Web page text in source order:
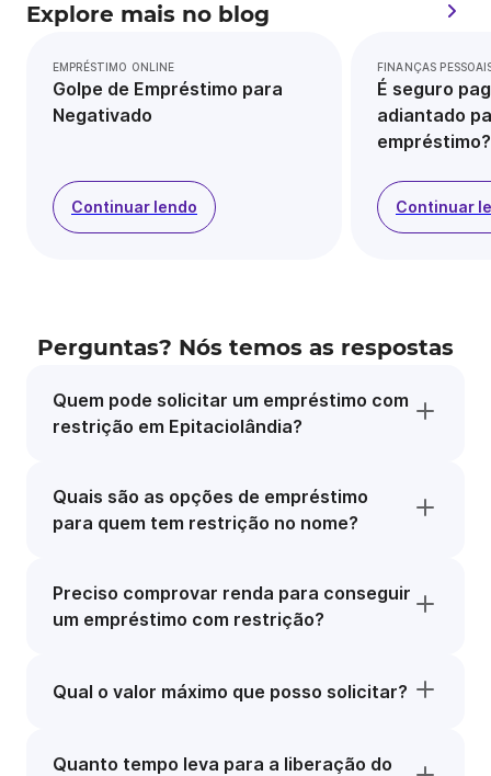
Explore mais no blog
EMPRÉSTIMO ONLINE
Golpe de Empréstimo para
Negativado
Continuar lendo
FINANÇAS
É seguro
adiantado
empréstimo?
Continuar
Perguntas? Nós temos as respostas
Quem pode solicitar um empréstimo com
restrição em Epitaciolândia?
Quais são as opções de empréstimo
para quem tem restrição no nome?
Preciso comprovar renda para conseguir
um empréstimo com restrição?
Qual o valor máximo que posso solicitar?
Quanto tempo leva para a liberação do